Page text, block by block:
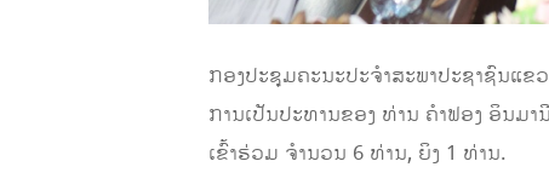
ກອງປະຊຸມຄະນະປະຈໍາສະພາປະຊາຊົນແຂ
ການເປັນປະທານຂອງ ທ່ານ ຄໍາຟອງ ອິນມ
ເຂົ້າຮ່ວມ ຈໍານວນ 6 ທ່ານ, ຍິງ 1 ທ່ານ.